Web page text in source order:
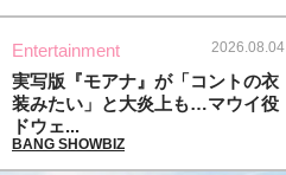
Entertainment 2026.08.04
実写版『モアナ』が「コントの衣
装みたい」と大炎上も…マウイ役
ドウェ...
BANG SHOWBIZ